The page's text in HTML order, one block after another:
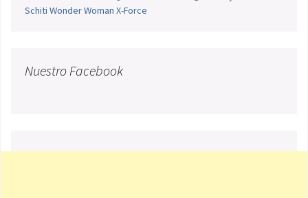
Schiti Wonder Woman X-Force
Nuestro Facebook